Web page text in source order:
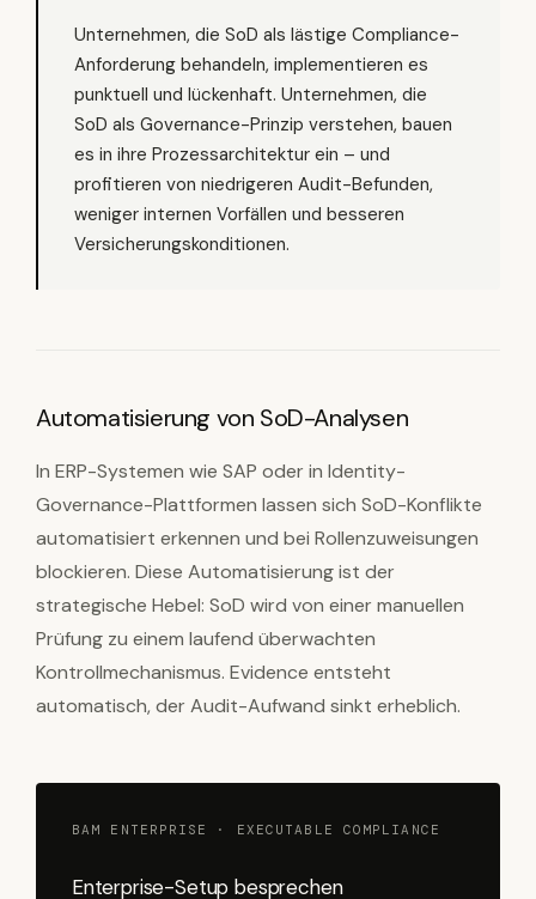
Unternehmen, die SoD als lästige Compliance-
Anforderung behandeln, implementieren es
punktuell und lückenhaft. Unternehmen, die
SoD als Governance-Prinzip verstehen, bauen
es in ihre Prozessarchitektur ein – und
profitieren von niedrigeren Audit-Befunden,
weniger internen Vorfällen und besseren
Versicherungskonditionen.
Automatisierung von SoD-Analysen
In ERP-Systemen wie SAP oder in Identity-
Governance-Plattformen lassen sich SoD-Konflikte
automatisiert erkennen und bei Rollenzuweisungen
blockieren. Diese Automatisierung ist der
strategische Hebel: SoD wird von einer manuellen
Prüfung zu einem laufend überwachten
Kontrollmechanismus. Evidence entsteht
automatisch, der Audit-Aufwand sinkt erheblich.
BAM ENTERPRISE · EXECUTABLE COMPLIANCE
Enterprise-Setup besprechen